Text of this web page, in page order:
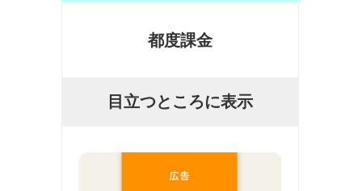
都度課金
目立つところに表示